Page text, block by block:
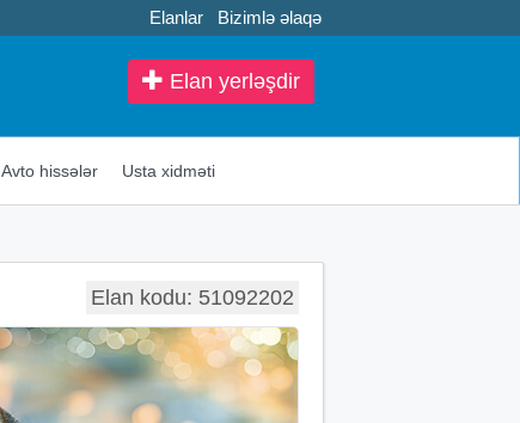
Elanlar Bizimlə əlaqə
Elan yerləşdir
Avto hissələr Usta xidməti
Elan kodu: 51092202